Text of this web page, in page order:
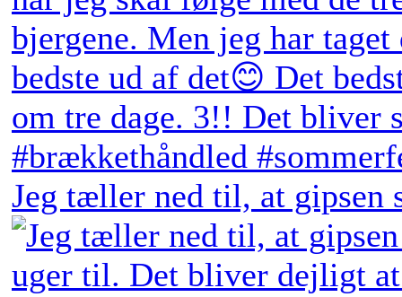
Jeg tæller ned til, at gipsen